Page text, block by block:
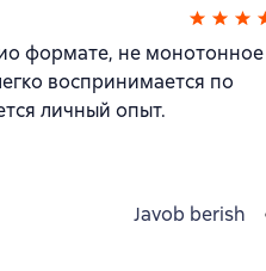
формате, не монотонное
воспринимается по
личный опыт.
Javob berish